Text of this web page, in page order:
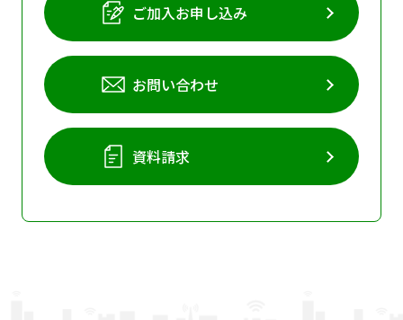
ご加入お申し込み
お問い合わせ
資料請求